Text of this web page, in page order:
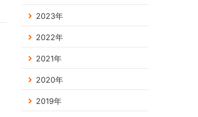
2023年
2022年
2021年
2020年
2019年